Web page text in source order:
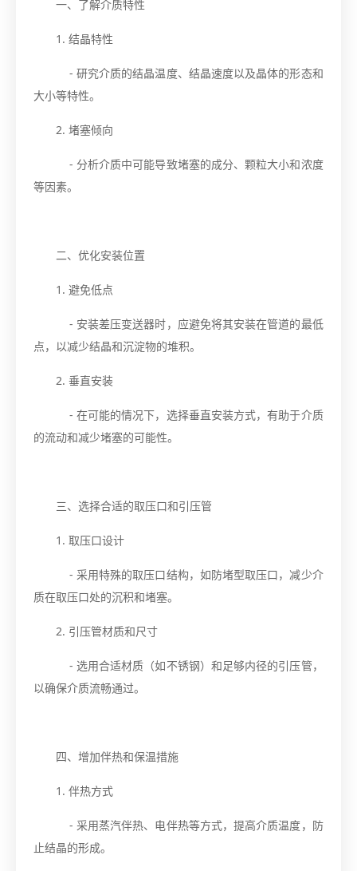
一、了解介质特性
1. 结晶特性
- 研究介质的结晶温度、结晶速度以及晶体的形态和
大小等特性。
2. 堵塞倾向
- 分析介质中可能导致堵塞的成分、颗粒大小和浓度
等因素。
二、优化安装位置
1. 避免低点
- 安装差压变送器时，应避免将其安装在管道的最低
点，以减少结晶和沉淀物的堆积。
2. 垂直安装
- 在可能的情况下，选择垂直安装方式，有助于介质
的流动和减少堵塞的可能性。
三、选择合适的取压口和引压管
1. 取压口设计
- 采用特殊的取压口结构，如防堵型取压口，减少介
质在取压口处的沉积和堵塞。
2. 引压管材质和尺寸
- 选用合适材质（如不锈钢）和足够内径的引压管，
以确保介质流畅通过。
四、增加伴热和保温措施
1. 伴热方式
- 采用蒸汽伴热、电伴热等方式，提高介质温度，防
止结晶的形成。